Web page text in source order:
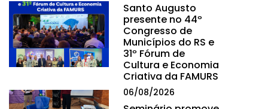
Santo Augusto
presente no 44º
Congresso de
Municípios do RS e
31º Fórum de
Cultura e Economia
Criativa da FAMURS
06/08/2026